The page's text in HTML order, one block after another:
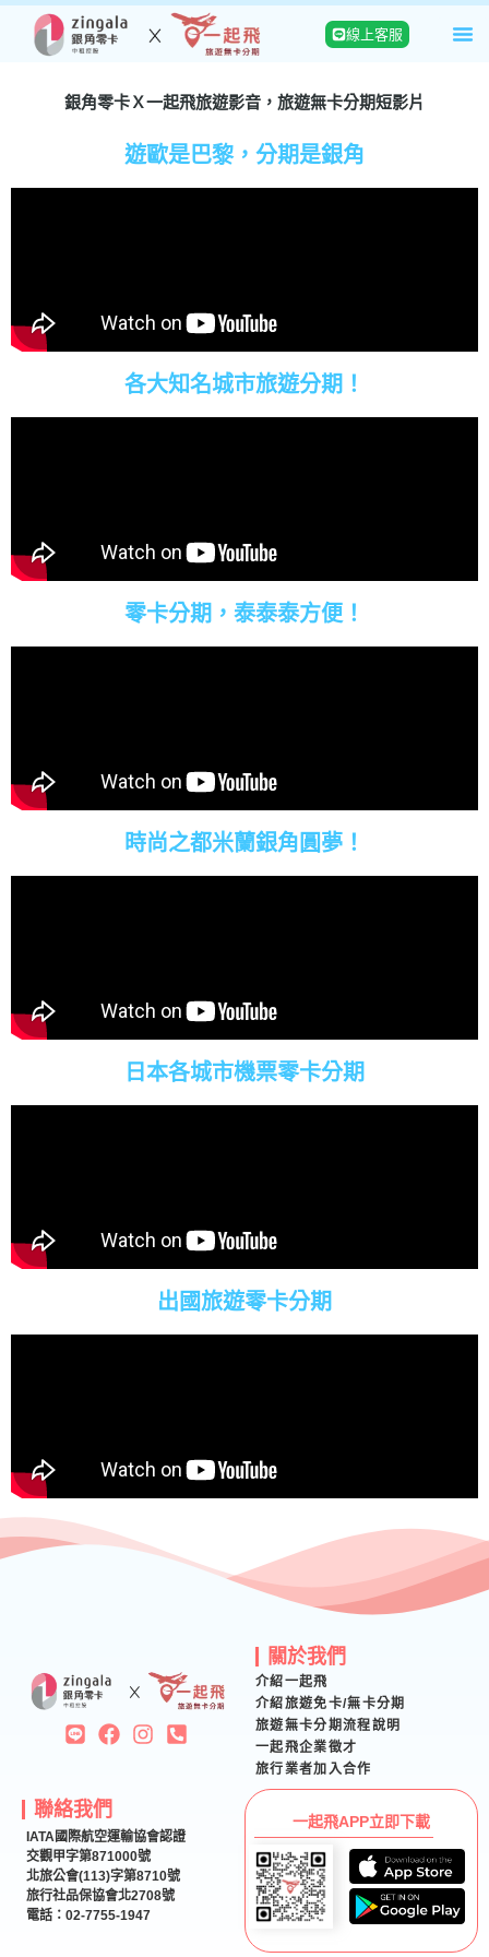
線上客服
銀角零卡Ｘ一起飛旅遊影音，旅遊無卡分期短影片
遊歐是巴黎，分期是銀角
各大知名城市旅遊分期！
零卡分期，泰泰泰方便！
時尚之都米蘭銀角圓夢！
日本各城市機票零卡分期
出國旅遊零卡分期
關於我們
介紹一起飛
介紹旅遊免卡/無卡分期
旅遊無卡分期流程說明
一起飛企業徵才
旅行業者加入合作
聯絡我們
IATA國際航空運輸協會認證
交觀甲字第871000號
北旅公會(113)字第8710號
旅行社品保協會北2708號
電話：02-7755-1947
一起飛APP立即下載